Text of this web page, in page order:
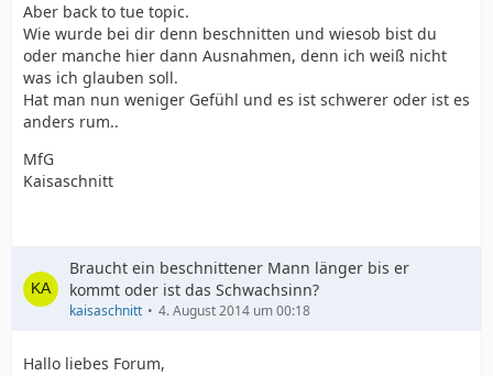
Aber back to tue topic.
Wie wurde bei dir denn beschnitten und wiesob bist du
oder manche hier dann Ausnahmen, denn ich weiß nicht
was ich glauben soll.
Hat man nun weniger Gefühl und es ist schwerer oder ist es
anders rum..
MfG
Kaisaschnitt
Braucht ein beschnittener Mann länger bis er
kommt oder ist das Schwachsinn?
kaisaschnitt 4. August 2014 um 00:18
Hallo liebes Forum,